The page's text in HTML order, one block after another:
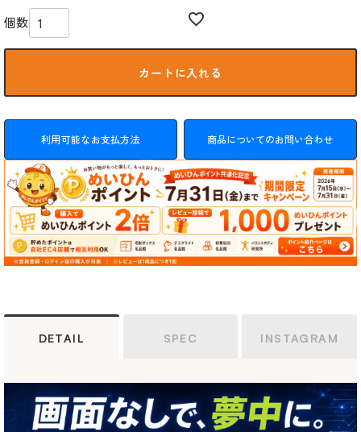
カートに入れる
利用可能なお支払方法 商品についてのお問い合わせ
DETAIL SPEC INSTAGRAM